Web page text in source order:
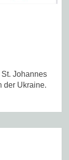
Johannes
der Ukraine.